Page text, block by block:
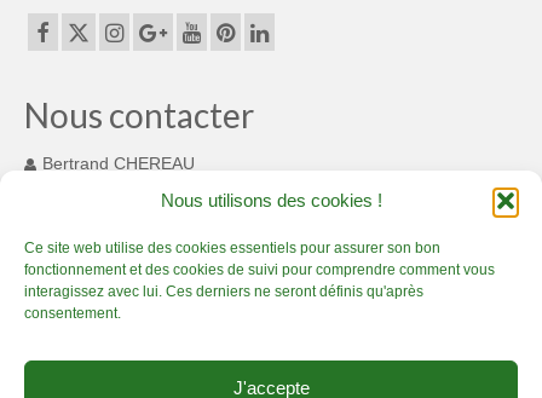
Nous utilisons des cookies !
Ce site web utilise des cookies essentiels pour assurer son bon
fonctionnement et des cookies de suivi pour comprendre comment vous
interagissez avec lui. Ces derniers ne seront définis qu'après
consentement.
J'accepte
Nous contacter
Bertrand CHEREAU
131 Chemin des Cousinets
+33(0) 7 82 55 93 33
contact@bamboucreations.com